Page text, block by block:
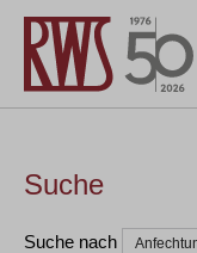
Suche
Suche nach